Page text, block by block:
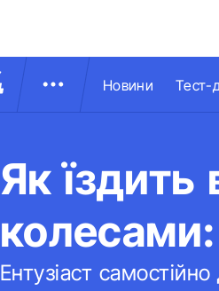
Новини Тест-
Як
колесами:
Ентузіаст